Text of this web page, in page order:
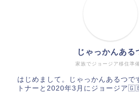
家族でジョージア移住準
じゃっかんある
はじめまして。じゃっかんあるつで
トナーと2020年3月にジョージア